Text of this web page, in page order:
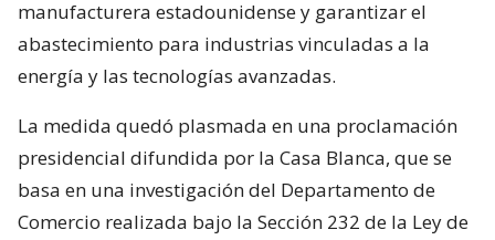
manufacturera estadounidense y garantizar el
abastecimiento para industrias vinculadas a la
energía y las tecnologías avanzadas.
La medida quedó plasmada en una proclamación
presidencial difundida por la Casa Blanca, que se
basa en una investigación del Departamento de
Comercio realizada bajo la Sección 232 de la Ley de